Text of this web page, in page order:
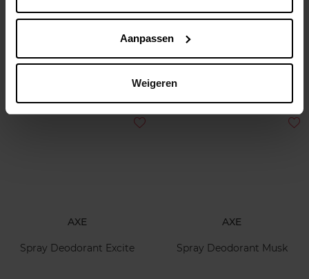
Aanpassen
Weigeren
Fine Fragrance Collection
Emerald Geranium
Aqua
€ 12,99
AXE
Spray Deodorant Excite
AXE
Spray Deodorant Musk